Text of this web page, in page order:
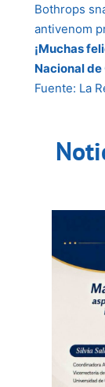
Bothrops
antivenom
¡Muchas
Nacional
Fuente: La